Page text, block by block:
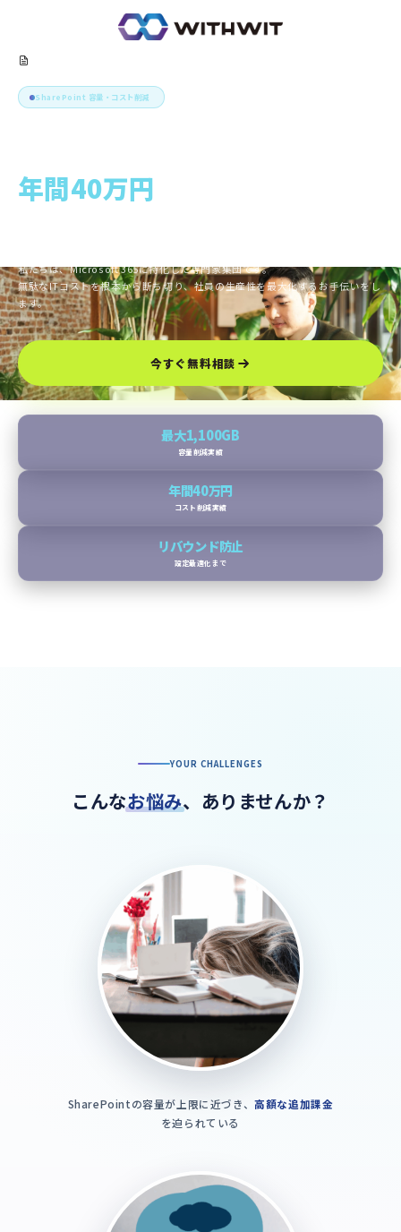
SharePoint 容量・コスト削減
年間40万円
私たちは、Microsoft 365に特化した専門家集団です。
無駄なITコストを根本から断ち切り、社員の生産性を最大化するお手伝いをし
ます。
今すぐ無料相談
最大1,100GB
容量削減実績
年間40万円
コスト削減実績
リバウンド防止
設定最適化まで
YOUR CHALLENGES
こんなお悩み、ありませんか？
SharePointの容量が上限に近づき、高額な追加課金
を迫られている